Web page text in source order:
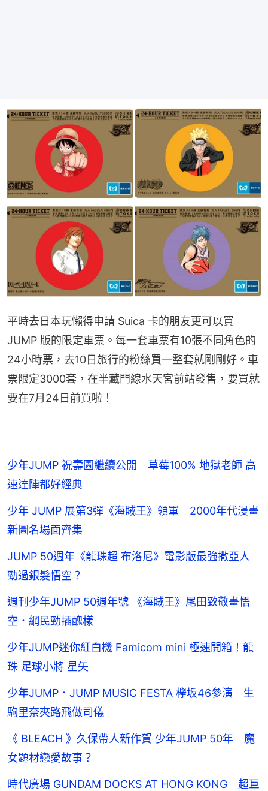
平時去日本玩懶得申請 Suica 卡的朋友更可以買
JUMP 版的限定車票。每一套車票有10張不同角色的
24小時票，去10日旅行的粉絲買一整套就剛剛好。車
票限定3000套，在半藏門線水天宮前站發售，要買就
要在7月24日前買啦！
少年JUMP 祝壽圖繼續公開 草莓100% 地獄老師 高
速達陣都好經典
少年 JUMP 展第3彈《海賊王》領軍 2000年代漫畫
新圖名場面齊集
JUMP 50週年《龍珠超 布洛尼》電影版最強撒亞人
勁過銀髮悟空？
週刊少年JUMP 50週年號 《海賊王》尾田致敬畫悟
空．網民勁插醜樣
少年JUMP迷你紅白機 Famicom mini 極速開箱！龍
珠 足球小將 星矢
少年JUMP．JUMP MUSIC FESTA 欅坂46參演 生
駒里奈夾路飛做司儀
《 BLEACH 》久保帶人新作賀 少年JUMP 50年 魔
女題材戀愛故事？
時代廣場 GUNDAM DOCKS AT HONG KONG 超巨